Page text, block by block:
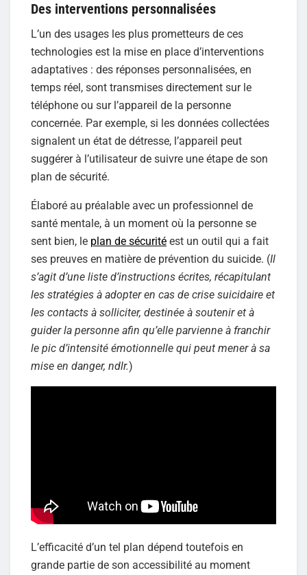
Des interventions personnalisées
L’un des usages les plus prometteurs de ces
technologies est la mise en place d’interventions
adaptatives : des réponses personnalisées, en
temps réel, sont transmises directement sur le
téléphone ou sur l’appareil de la personne
concernée. Par exemple, si les données collectées
signalent un état de détresse, l’appareil peut
suggérer à l’utilisateur de suivre une étape de son
plan de sécurité.
Élaboré au préalable avec un professionnel de
santé mentale, à un moment où la personne se
sent bien, le plan de sécurité est un outil qui a fait
ses preuves en matière de prévention du suicide. (Il
s’agit d’une liste d’instructions écrites, récapitulant
les stratégies à adopter en cas de crise suicidaire et
les contacts à solliciter, destinée à soutenir et à
guider la personne afin qu’elle parvienne à franchir
le pic d’intensité émotionnelle qui peut mener à sa
mise en danger, ndlr.)
L’efficacité d’un tel plan dépend toutefois en
grande partie de son accessibilité au moment